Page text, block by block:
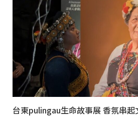
台東pulingau生命故事展 香氛串起